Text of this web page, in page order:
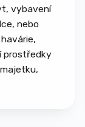
vybavení
nebo
prostředky
škody